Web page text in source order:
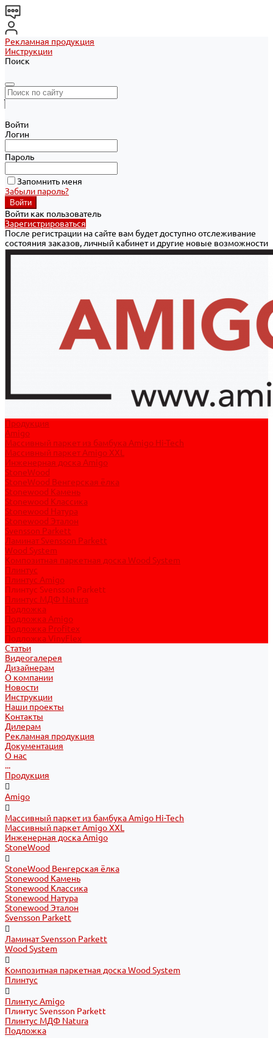
Рекламная продукция
Инструкции
Поиск
Войти
Логин
Пароль
Запомнить меня
Забыли пароль?
Войти как пользователь
Зарегистрироваться
После регистрации на сайте вам будет доступно отслеживание
состояния заказов, личный кабинет и другие новые возможности
Продукция
Amigo
Массивный паркет из бамбука Amigo Hi-Tech
Массивный паркет Amigo XXL
Инженерная доска Amigo
StoneWood
StoneWood Венгерская ёлка
Stonewood Камень
Stonewood Классика
Stonewood Натура
Stonewood Эталон
Svensson Parkett
Ламинат Svensson Parkett
Wood System
Композитная паркетная доска Wood System
Плинтус
Плинтус Amigo
Плинтус Svensson Parkett
Плинтус МДФ Natura
Подложка
Подложка Amigo
Подложка Profitex
Подложка VinyFlex
Статьи
Видеогалерея
Дизайнерам
О компании
Новости
Инструкции
Наши проекты
Контакты
Дилерам
Рекламная продукция
Документация
О нас
...
Продукция
Amigo
Массивный паркет из бамбука Amigo Hi-Tech
Массивный паркет Amigo XXL
Инженерная доска Amigo
StoneWood
StoneWood Венгерская ёлка
Stonewood Камень
Stonewood Классика
Stonewood Натура
Stonewood Эталон
Svensson Parkett
Ламинат Svensson Parkett
Wood System
Композитная паркетная доска Wood System
Плинтус
Плинтус Amigo
Плинтус Svensson Parkett
Плинтус МДФ Natura
Подложка